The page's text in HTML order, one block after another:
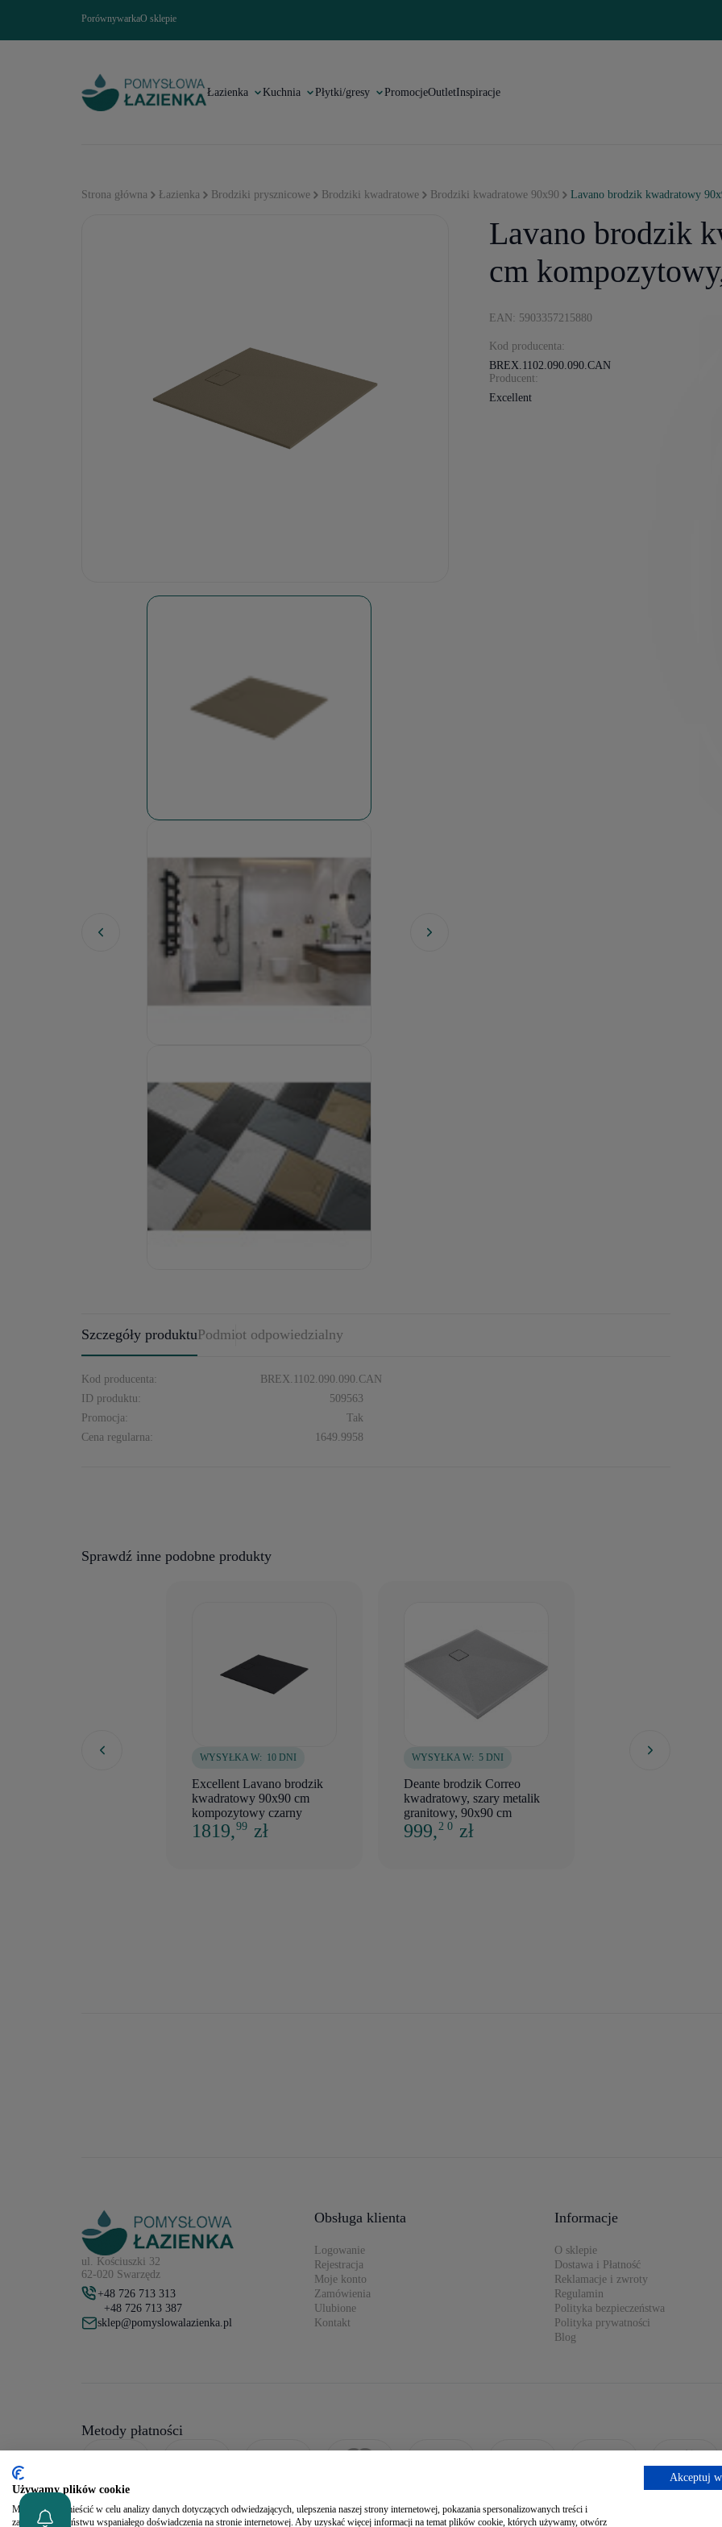
PorównywarkaO sklepie
Łazienka Kuchnia Płytki/gresy PromocjeOutletInspiracje
Strona główna Łazienka Brodziki prysznicowe Brodziki kwadratowe Brodziki kwadratowe 90x90 Lavano brodzik kwadratowy
Lavano brodzik
cm
EAN: 5903357215880
Kod producenta:
BREX.1102.090.090.CAN
Producent:
Excellent
Szczegóły produktuPodmiot odpowiedzialny
Kod producenta:
BREX.1102.090.090.CAN
ID produktu:
509563
Promocja:
Tak
Cena regularna:
1649.9958
Sprawdź inne podobne produkty
WYSYŁKA W: 10 DNI
Excellent Lavano brodzik
kwadratowy 90x90 cm
kompozytowy czarny
1819,99 zł
WYSYŁKA W: 5 DNI
Deante brodzik Correo
kwadratowy, szary metalik
granitowy, 90x90 cm
999,2 0 zł
WYSYŁKA W:
ul. Kościuszki 32
62-020 Swarzędz
+48 726 713 313
+48 726 713 387
sklep@pomyslowalazienka.pl
Obsługa klienta
Logowanie
Rejestracja
Moje konto
Zamówienia
Ulubione
Kontakt
Informacje
O sklepie
Dostawa i Płatność
Reklamacje i zwroty
Regulamin
Polityka bezpieczeństwa
Polityka prywatności
Blog
Metody płatności
Używamy plików cookie
Możemy je zamieścić w celu analizy danych dotyczących odwiedzających, ulepszenia naszej strony internetowej, pokazania spersonalizowanych treści i
zapewnienia Państwu wspaniałego doświadczenia na stronie internetowej. Aby uzyskać więcej informacji na temat plików cookie, których używamy, otwórz
Akceptuj